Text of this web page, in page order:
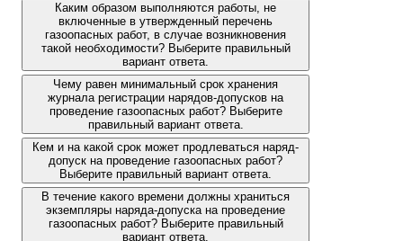
Каким образом выполняются работы, не
включенные в утвержденный перечень
газоопасных работ, в случае возникновения
такой необходимости? Выберите правильный
вариант ответа.
Чему равен минимальный срок хранения
журнала регистрации нарядов-допусков на
проведение газоопасных работ? Выберите
правильный вариант ответа.
Кем и на какой срок может продлеваться наряд-
допуск на проведение газоопасных работ?
Выберите правильный вариант ответа.
В течение какого времени должны храниться
экземпляры наряда-допуска на проведение
газоопасных работ? Выберите правильный
вариант ответа.